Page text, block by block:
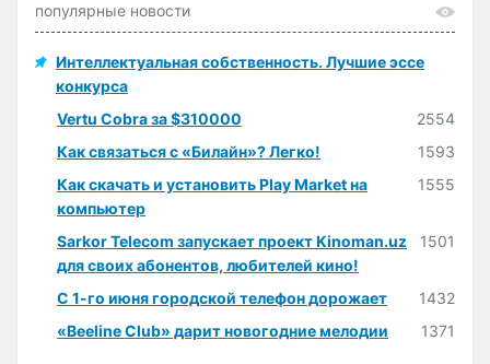
популярные новости
Интеллектуальная собственность. Лучшие эссе
конкурса
Vertu Cobra за $310000
2554
Как связаться с «Билайн»? Легко!
1593
Как скачать и установить Play Market на
компьютер
1555
Sarkor Telecom запускает проект Kinoman.uz
для своих абонентов, любителей кино!
1501
С 1-го июня городской телефон дорожает
1432
«Beeline Club» дарит новогодние мелодии
1371